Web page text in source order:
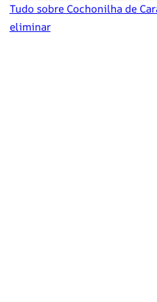
Tudo sobre Cochonilha de
eliminar